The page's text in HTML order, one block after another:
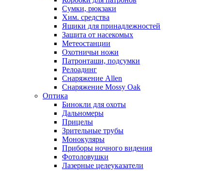
Сумки, рюкзаки
Хим. средства
Ящики для принадлежностей
Защита от насекомых
Метеостанции
Охотничьи ножи
Патронташи, подсумки
Релоадинг
Снаряжение Allen
Снаряжение Mossy Oak
Оптика
Бинокли для охоты
Дальномеры
Прицелы
Зрительные трубы
Монокуляры
Приборы ночного видения
Фотоловушки
Лазерные целеуказатели